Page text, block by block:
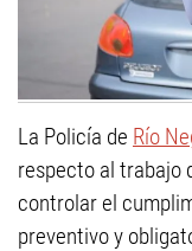
La Policía de Río
respecto al trabajo
controlar el
preventivo y